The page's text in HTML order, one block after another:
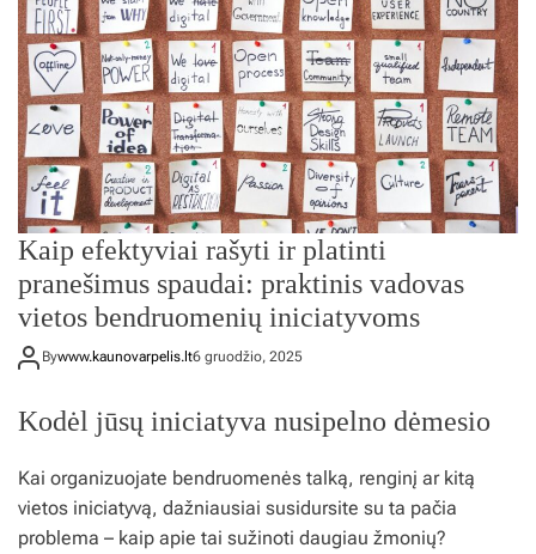
Kaip efektyviai rašyti ir platinti
pranešimus spaudai: praktinis vadovas
vietos bendruomenių iniciatyvoms
Bywww.kaunovarpelis.lt6 gruodžio, 2025
Kodėl jūsų iniciatyva nusipelno dėmesio
Kai organizuojate bendruomenės talką, renginį ar kitą
vietos iniciatyvą, dažniausiai susidursite su ta pačia
problema – kaip apie tai sužinoti daugiau žmonių?